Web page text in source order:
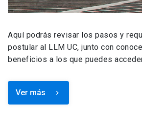
Aquí podrás revisar los pasos y
postular al LLM UC, junto con
beneficios a los que puedes
Ver más keyboard_arrow_right